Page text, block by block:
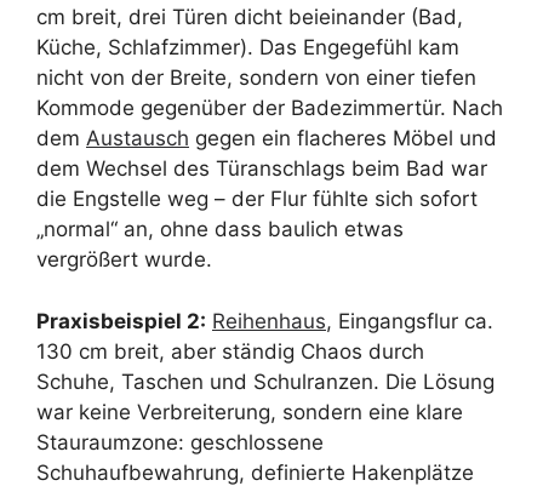
cm breit, drei Türen dicht beieinander (Bad,
Küche, Schlafzimmer). Das Engegefühl kam
nicht von der Breite, sondern von einer tiefen
Kommode gegenüber der Badezimmertür. Nach
dem Austausch gegen ein flacheres Möbel und
dem Wechsel des Türanschlags beim Bad war
die Engstelle weg – der Flur fühlte sich sofort
„normal“ an, ohne dass baulich etwas
vergrößert wurde.
Praxisbeispiel 2: Reihenhaus, Eingangsflur ca.
130 cm breit, aber ständig Chaos durch
Schuhe, Taschen und Schulranzen. Die Lösung
war keine Verbreiterung, sondern eine klare
Stauraumzone: geschlossene
Schuhaufbewahrung, definierte Hakenplätze